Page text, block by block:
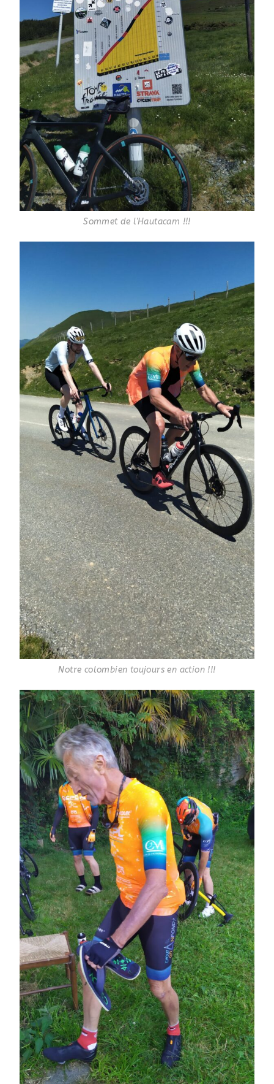
Sommet de l'Hautacam !!!
Notre colombien toujours en action !!!